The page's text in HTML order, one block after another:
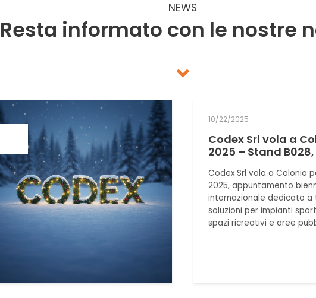
NEWS
Resta informato con le nostre
10/22/2025
Codex Srl vola a
2025 – Stand B028,
Codex Srl vola a Colonia
2025, appuntamento
internazionale dedicato
soluzioni per impianti
spazi ricreativi e aree